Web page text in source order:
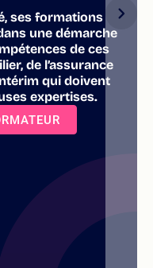
ses formations
une démarche
de ces
de l’assurance
qui doivent
expertises.